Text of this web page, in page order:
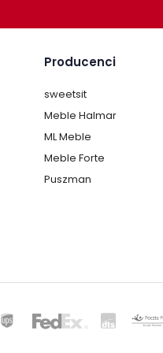
Producenci
sweetsit
Meble Halmar
ML Meble
Meble Forte
Puszman